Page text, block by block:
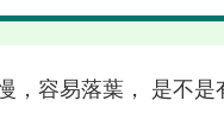
，容易落葉， 是不